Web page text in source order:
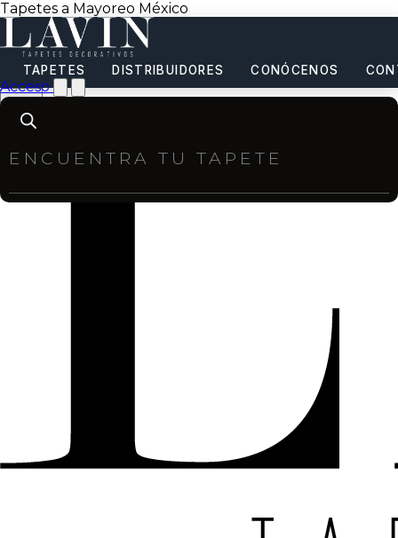
Tapetes a Mayoreo México
TAPETES DISTRIBUIDORES CONÓCENOS
Acceso
Products
search